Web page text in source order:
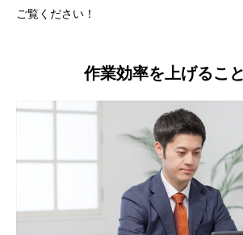
ご覧ください！
作業効率を上げるこ